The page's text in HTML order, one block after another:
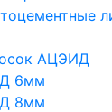
АЦЭИД
6мм
8мм